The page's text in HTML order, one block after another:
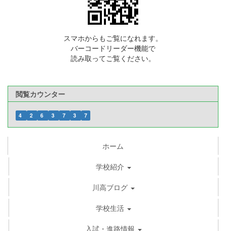
スマホからもご覧になれます。
バーコードリーダー機能で
読み取ってご覧ください。
閲覧カウンター
4 2 6 3 7 3 7
ホーム
学校紹介
川高ブログ
学校生活
入試・進路情報